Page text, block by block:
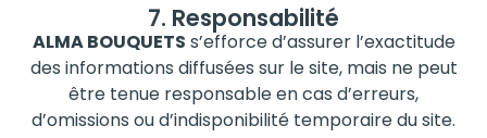
7. Responsabilité
ALMA BOUQUETS s’efforce d’assurer l’exactitude
des informations diffusées sur le site, mais ne peut
être tenue responsable en cas d’erreurs,
d’omissions ou d’indisponibilité temporaire du site.